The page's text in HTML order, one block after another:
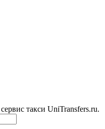
такси UniTransfers.ru.